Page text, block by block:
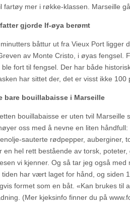
fartøy mer i røkke-klassen. Marseille
gjorde If-øya berømt
båttur ut fra Vieux Port ligger
av Monte Cristo, i øyas fengsel.
ble fort til fengsel. Der har både
har sittet der, det er visst ikke
bare bouillabaisse i Marseille
bouillabaisse er uten tvil
oss med å nevne en liten
sauterte rødpepper, auberginer,
en hel rett bestående av torsk,
vi kjenner. Og så tar jeg også
tiden har vært laget for hånd, og siden
formet som en båt. «Kan brukes til
(Mer kjeksinfo finner du på